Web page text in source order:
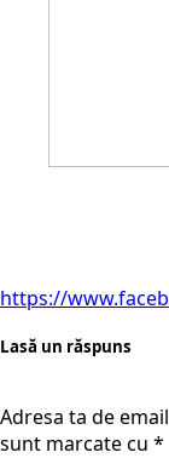
https://
Lasă un răspuns
Adresa ta de
sunt marcate cu *